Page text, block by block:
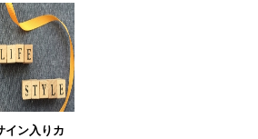
イン入りカ